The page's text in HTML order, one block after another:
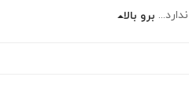
برو بالا